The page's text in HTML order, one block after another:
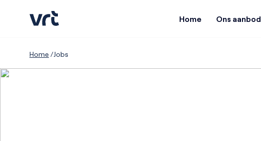
Home Ons aanbod
Home Jobs